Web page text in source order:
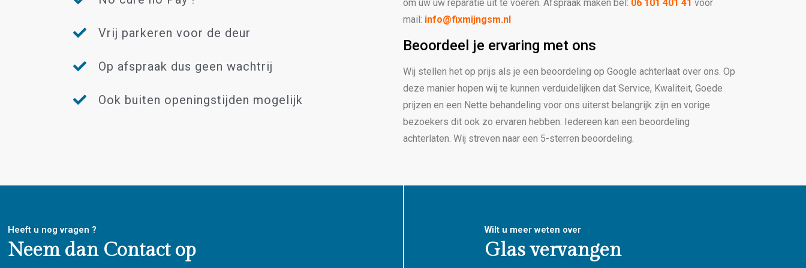
Vrij parkeren voor de deur
Op afspraak dus geen wachtrij
Ook buiten openingstijden mogelijk
om uw uw reparatie uit te voeren. Afspraak maken bel: 06 101 401 41 voor
mail: info@fixmijngsm.nl
Beoordeel je ervaring met ons
Wij stellen het op prijs als je een beoordeling op Google achterlaat over ons. Op
deze manier hopen wij te kunnen verduidelijken dat Service, Kwaliteit, Goede
prijzen en een Nette behandeling voor ons uiterst belangrijk zijn en vorige
bezoekers dit ook zo ervaren hebben. Iedereen kan een beoordeling
achterlaten. Wij streven naar een 5-sterren beoordeling.
Heeft u nog vragen ?
Neem dan Contact op
Wilt u meer weten over
Glas vervangen